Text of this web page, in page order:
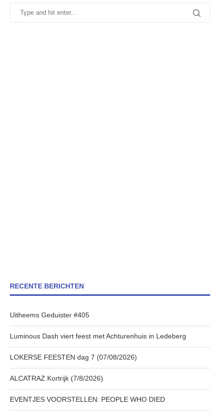
RECENTE BERICHTEN
Uitheems Geduister #405
Luminous Dash viert feest met Achturenhuis in Ledeberg
LOKERSE FEESTEN dag 7 (07/08/2026)
ALCATRAZ Kortrijk (7/8/2026)
EVENTJES VOORSTELLEN: PEOPLE WHO DIED